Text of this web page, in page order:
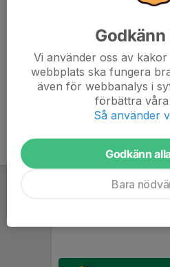
riva från ca 16:00
Skriv när du svarar om du vill
eller båda passen!
Vi använder oss av
webbplats ska fungera
även för webbanalys i
förbättra våra
Så använder
Godkänn
Bara